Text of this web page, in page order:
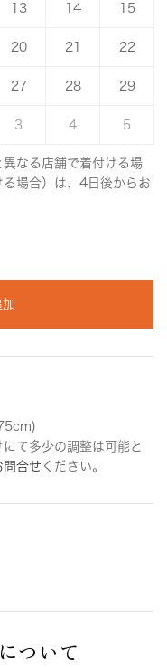
13 14 15
20 21 22
27 28 29
3 4 5
なる店舗で着付ける場
場合）は、4日後からお
て多少の調整は可能と
問合せ ください。
ついて